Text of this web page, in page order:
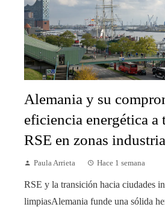
Alemania y su
eficiencia energética a
RSE en zonas
Paula Arrieta Hace 1 semana
RSE y la transición hacia ciudades
limpiasAlemania funde una sólida